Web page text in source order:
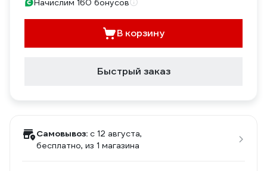
Начислим 160 бонусов
В корзину
Быстрый заказ
Самовывоз: c 12 августа,
бесплатно, из 1 магазина